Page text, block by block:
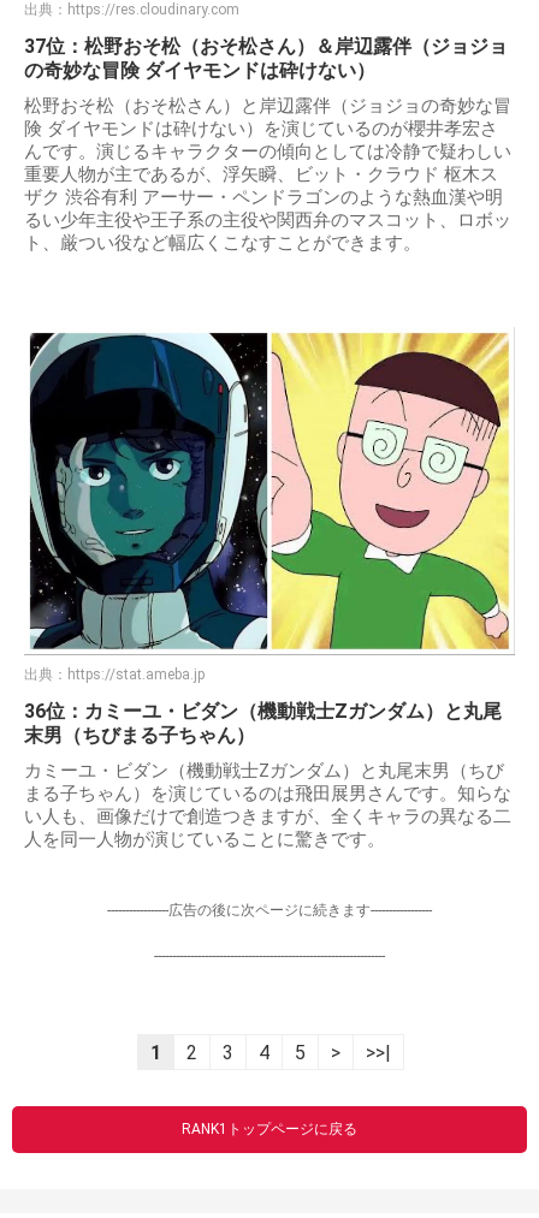
出典： https://res.cloudinary.com
37位：松野おそ松（おそ松さん）＆岸辺露伴（ジョジョ
の奇妙な冒険 ダイヤモンドは砕けない）
松野おそ松（おそ松さん）と岸辺露伴（ジョジョの奇妙な冒
険 ダイヤモンドは砕けない）を演じているのが櫻井孝宏さ
んです。演じるキャラクターの傾向としては冷静で疑わしい
重要人物が主であるが、浮矢瞬、ビット・クラウド 枢木ス
ザク 渋谷有利 アーサー・ペンドラゴンのような熱血漢や明
るい少年主役や王子系の主役や関西弁のマスコット、ロボッ
ト、厳つい役など幅広くこなすことができます。
出典： https://stat.ameba.jp
36位：カミーユ・ビダン（機動戦士Ζガンダム）と丸尾
末男（ちびまる子ちゃん）
カミーユ・ビダン（機動戦士Ζガンダム）と丸尾末男（ちび
まる子ちゃん）を演じているのは飛田展男さんです。知らな
い人も、画像だけで創造つきますが、全くキャラの異なる二
人を同一人物が演じていることに驚きです。
-----------------広告の後に次ページに続きます-----------------
----------------------------------------------------------------
1 2 3 4 5 > >>|
RANK1トップページに戻る